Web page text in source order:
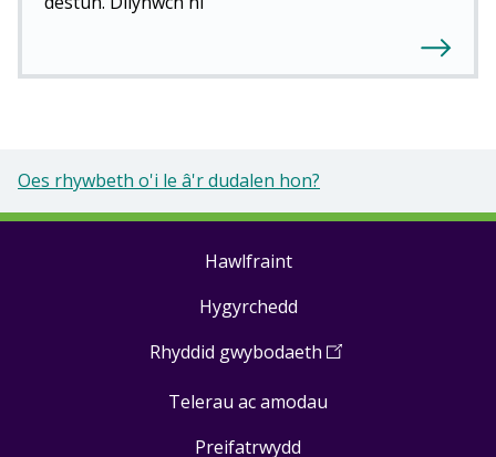
Oes rhywbeth o'i le â'r dudalen hon?
Hawlfraint
Hygyrchedd
Rhyddid gwybodaeth (Open
a
Telerau ac amodau
Preifatrwydd